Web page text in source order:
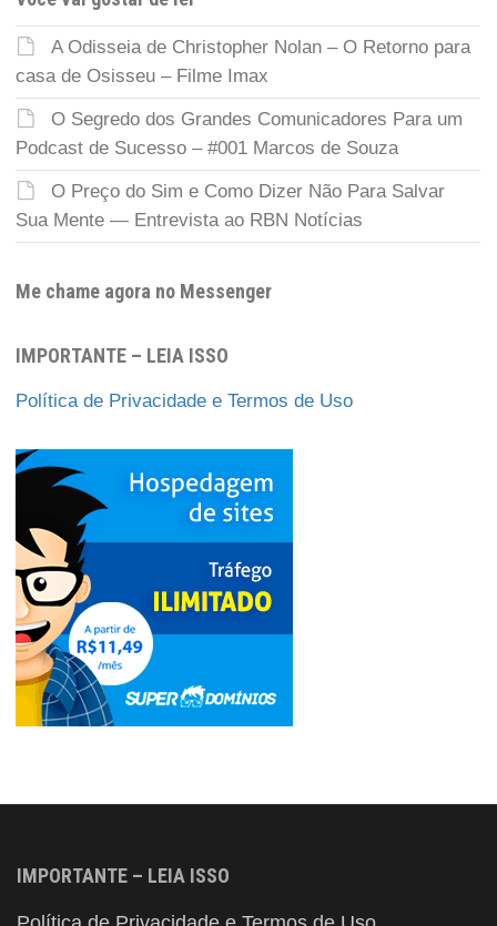
A Odisseia de Christopher Nolan – O Retorno para
casa de Osisseu – Filme Imax
O Segredo dos Grandes Comunicadores Para um
Podcast de Sucesso – #001 Marcos de Souza
O Preço do Sim e Como Dizer Não Para Salvar
Sua Mente — Entrevista ao RBN Notícias
Me chame agora no Messenger
IMPORTANTE – LEIA ISSO
Política de Privacidade e Termos de Uso
IMPORTANTE – LEIA ISSO